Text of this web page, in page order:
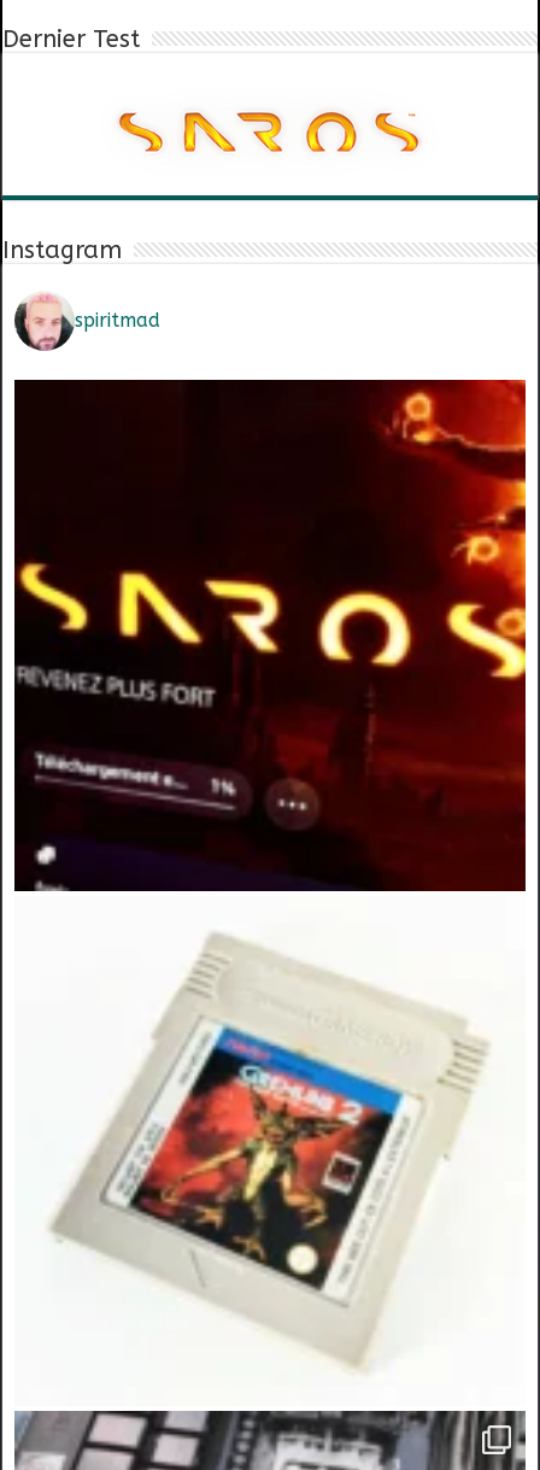
Dernier Test
Instagram
spiritmad